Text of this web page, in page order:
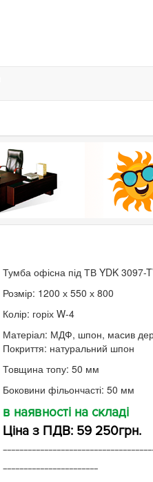
Тумба офісна під ТВ YDK 3097-
Розмір: 1200 х 550 х 800
Колір: горіх W-4
Матеріал: МДФ, шпон, масив
Покриття: натуральний шпон
Товщина топу: 50 мм
Боковини фільончасті: 50 мм
в наявності на складі
Ціна з ПДВ: 59 250грн.
-----------------------